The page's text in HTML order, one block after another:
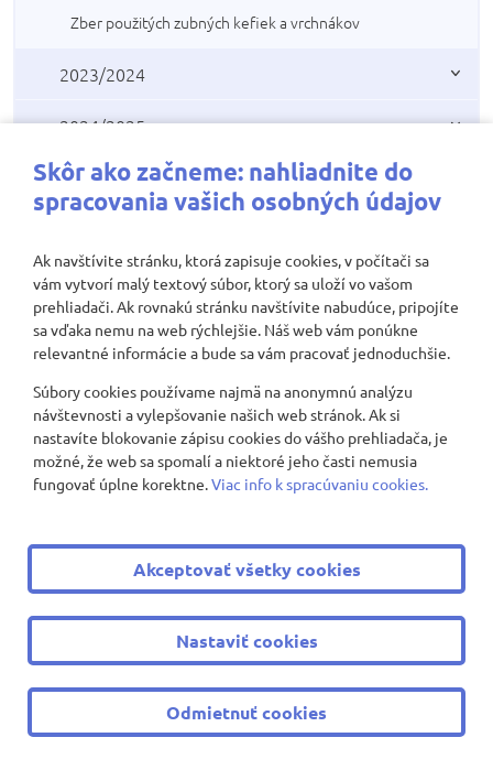
Zber použitých zubných kefiek a vrchnákov
2023/2024
2024/2025
Videogaléria
3. túra - Smolenice - Záruby - hrad Ostrý kameň
Straty a nálezy
2025/2026
Rozvrhy tried
Školská knižnica
Ochrana osobných údajov
Najbližšie aktivity
Skôr ako začneme: nahliadnite do
spracovania vašich osobných údajov
Ak navštívite stránku, ktorá zapisuje cookies, v počítači sa
vám vytvorí malý textový súbor, ktorý sa uloží vo vašom
prehliadači. Ak rovnakú stránku navštívite nabudúce, pripojíte
sa vďaka nemu na web rýchlejšie. Náš web vám ponúkne
relevantné informácie a bude sa vám pracovať jednoduchšie.
Súbory cookies používame najmä na anonymnú analýzu
návštevnosti a vylepšovanie našich web stránok. Ak si
nastavíte blokovanie zápisu cookies do vášho prehliadača, je
možné, že web sa spomalí a niektoré jeho časti nemusia
fungovať úplne korektne.Viac info k spracúvaniu cookies.
Akceptovať všetky cookies
Nastaviť cookies
Odmietnuť cookies